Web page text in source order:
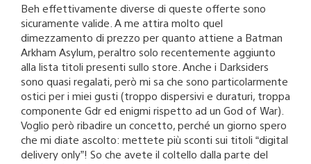
Beh effettivamente diverse di queste offerte sono
sicuramente valide. A me attira molto quel
dimezzamento di prezzo per quanto attiene a Batman
Arkham Asylum, peraltro solo recentemente aggiunto
alla lista titoli presenti sullo store. Anche i Darksiders
sono quasi regalati, però mi sa che sono particolarmente
ostici per i miei gusti (troppo dispersivi e duraturi, troppa
componente Gdr ed enigmi rispetto ad un God of War).
Voglio però ribadire un concetto, perché un giorno spero
che mi diate ascolto: mettete più sconti sui titoli “digital
delivery only”! So che avete il coltello dalla parte del